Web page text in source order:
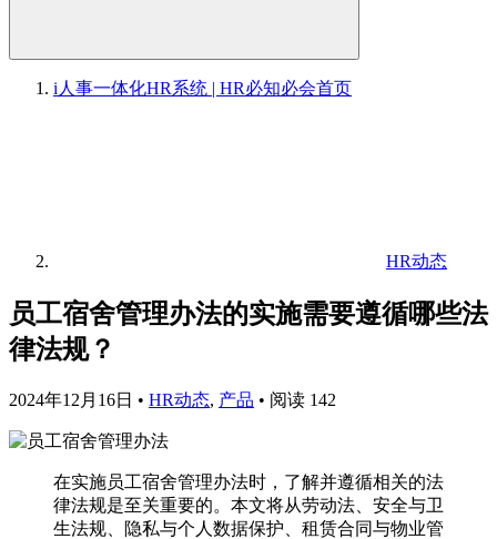
i人事一体化HR系统 | HR必知必会首页
HR动态
员工宿舍管理办法的实施需要遵循哪些法
律法规？
2024年12月16日 • HR动态, 产品 • 阅读 142
在实施员工宿舍管理办法时，了解并遵循相关的法
律法规是至关重要的。本文将从劳动法、安全与卫
生法规、隐私与个人数据保护、租赁合同与物业管